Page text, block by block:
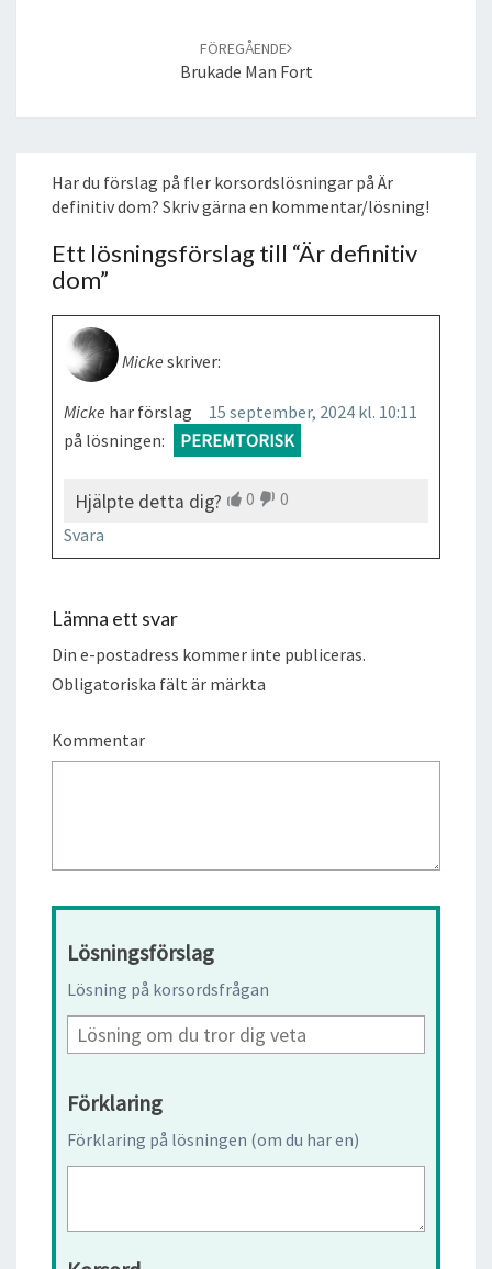
FÖREGÅENDE
Brukade Man Fort
Har du förslag på fler korsordslösningar på Är
definitiv dom? Skriv gärna en kommentar/lösning!
Ett lösningsförslag till “Är definitiv
dom”
Micke skriver:
15 september, 2024 kl. 10:11
Micke har förslag
på lösningen:
PEREMTORISK
Hjälpte detta dig? 0
0
Svara
Lämna ett svar
Din e-postadress kommer inte publiceras.
Obligatoriska fält är märkta
Kommentar
Lösningsförslag
Lösning på korsordsfrågan
Förklaring
Förklaring på lösningen (om du har en)